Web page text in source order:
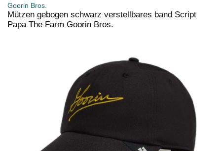
Goorin Bros.
Mützen gebogen schwarz verstellbares band Script
Papa The Farm Goorin Bros.